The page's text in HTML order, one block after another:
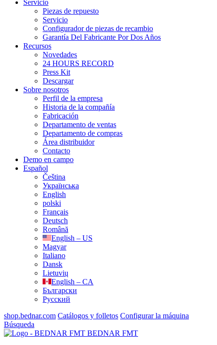
Servicio
Piezas de repuesto
Servicio
Configurador de piezas de recambio
Garantía Del Fabricante Por Dos Años
Recursos
Novedades
24 HOURS RECORD
Press Kit
Descargar
Sobre nosotros
Perfil de la empresa
Historia de la compañía
Fabricación
Departamento de ventas
Departamento de compras
Área distribuidor
Contacto
Demo en campo
Español
Čeština
Українська
English
polski
Français
Deutsch
Română
English – US
Magyar
Italiano
Dansk
Lietuvių
English – CA
Български
Русский
shop.bednar.com Catálogos y folletos Configurar la máquina
Búsqueda
BEDNAR FMT